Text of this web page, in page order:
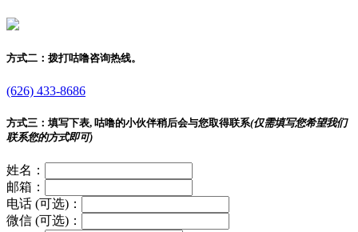
方式二： 拨打咕噜咨询热线。
(626) 433-8686
方式三： 填写下表, 咕噜的小伙伴稍后会与您取得联系(仅需填写您希望我们
联系您的方式即可)
姓名：
邮箱：
电话 (可选)：
微信 (可选)：